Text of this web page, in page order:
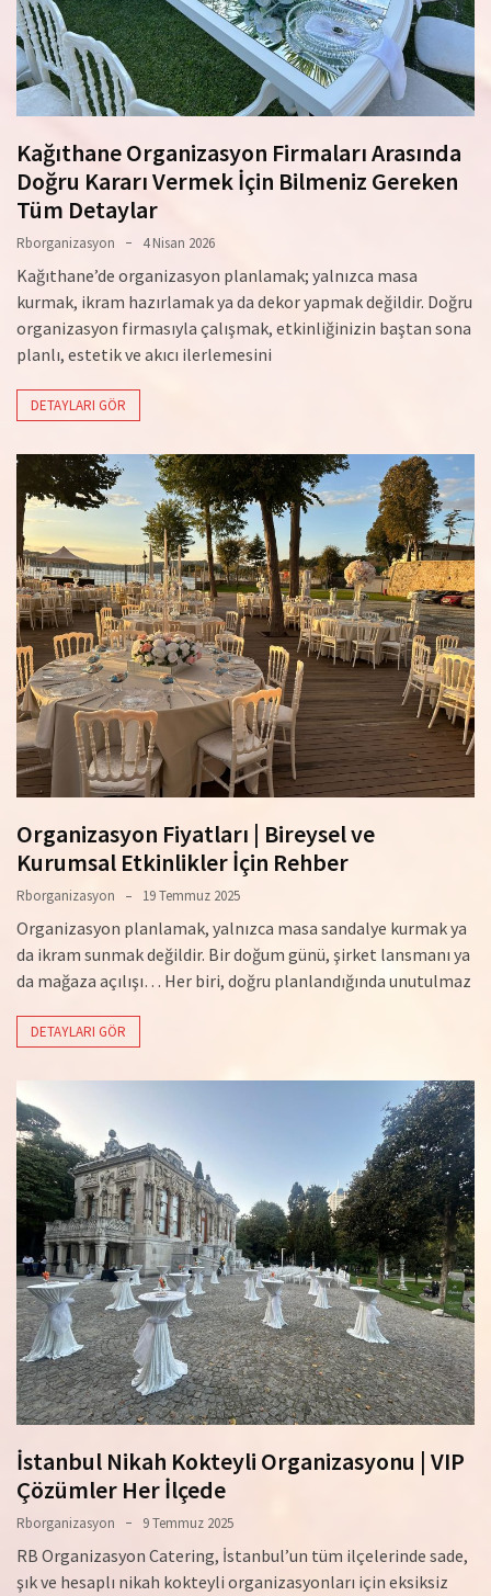
Kağıthane Organizasyon Firmaları Arasında
Doğru Kararı Vermek İçin Bilmeniz Gereken
Tüm Detaylar
Rborganizasyon 4 Nisan 2026
Kağıthane’de organizasyon planlamak; yalnızca masa
kurmak, ikram hazırlamak ya da dekor yapmak değildir. Doğru
organizasyon firmasıyla çalışmak, etkinliğinizin baştan sona
planlı, estetik ve akıcı ilerlemesini
DETAYLARI GÖR
Organizasyon Fiyatları | Bireysel ve
Kurumsal Etkinlikler İçin Rehber
Rborganizasyon 19 Temmuz 2025
Organizasyon planlamak, yalnızca masa sandalye kurmak ya
da ikram sunmak değildir. Bir doğum günü, şirket lansmanı ya
da mağaza açılışı… Her biri, doğru planlandığında unutulmaz
DETAYLARI GÖR
İstanbul Nikah Kokteyli Organizasyonu | VIP
Çözümler Her İlçede
Rborganizasyon 9 Temmuz 2025
RB Organizasyon Catering, İstanbul’un tüm ilçelerinde sade,
şık ve hesaplı nikah kokteyli organizasyonları için eksiksiz